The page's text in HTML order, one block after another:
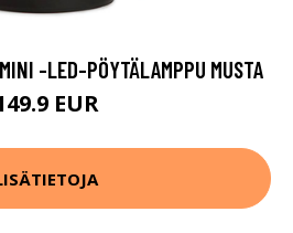
-LED-PÖYTÄLAMPPU MUSTA
EUR